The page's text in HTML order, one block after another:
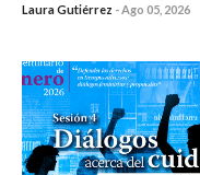
Laura Gutiérrez -Ago 05, 2026